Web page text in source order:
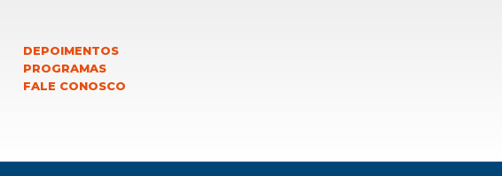
DEPOIMENTOS
PROGRAMAS
FALE CONOSCO